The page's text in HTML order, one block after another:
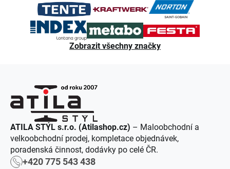
Zobrazit všechny značky
ATILA STÝL s.r.o. (Atilashop.cz) – Maloobchodní a
velkoobchodní prodej, kompletace objednávek,
poradenská činnost, dodávky po celé ČR.
+420 775 543 438